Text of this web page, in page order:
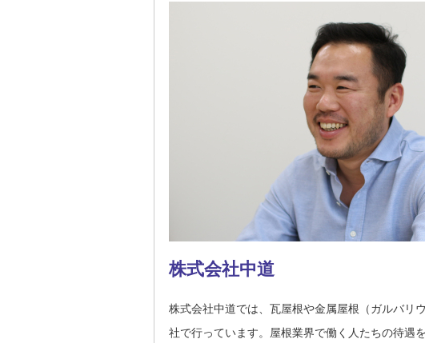
株式会社中道
株式会社中道では、瓦屋根や金属屋根（ガルバリ
社で行っています。屋根業界で働く人たちの待遇